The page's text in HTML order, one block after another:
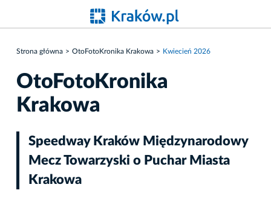
Strona główna OtoFotoKronika Krakowa Kwiecień 2026
OtoFotoKronika
Krakowa
Speedway Kraków Międzynarodowy
Mecz Towarzyski o Puchar Miasta
Krakowa